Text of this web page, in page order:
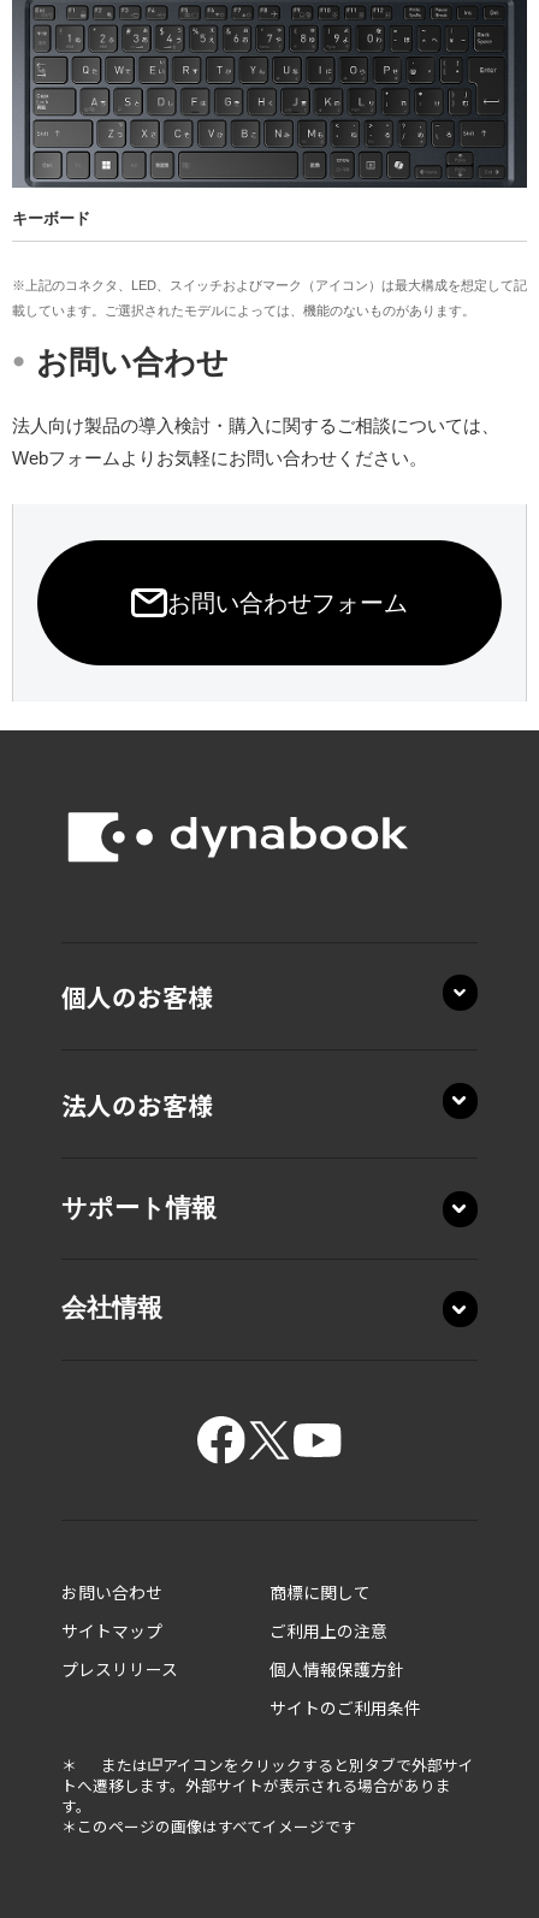
キーボード
※上記のコネクタ、LED、スイッチおよびマーク（アイコン）は最大構成を想定して記
載しています。ご選択されたモデルによっては、機能のないものがあります。
お問い合わせ
法人向け製品の導入検討・購入に関するご相談については、
Webフォームよりお気軽にお問い合わせください。
お問い合わせフォーム
個人のお客様
14.0型 XP9・XP6
14.0型 XD5
14.0型 R9・R8・R7
13.3型 X8・X6
13.3型 G8・G6
13.3型 GS5
法人のお客様
ビジネスノートPC
5in1／2in1ビジネスPC
デスクトップPC
モバイルエッジ
サポート情報
会社情報
お問い合わせ
サイトマップ
プレスリリース
商標に関して
ご利用上の注意
個人情報保護方針
サイトのご利用条件
＊ または
アイコンをクリックすると別タブで外部サイ
トへ遷移します。外部サイトが表示される場合がありま
す。
＊このページの画像はすべてイメージです